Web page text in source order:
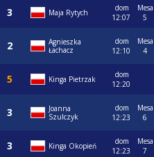
Maja Rytych
dom
12:07
Mesa
5
Agnieszka
Łachacz
dom
12:10
Mesa
4
Kinga Pietrzak
dom
12:20
Joanna
Szulczyk
dom
12:23
Mesa
6
Kinga Okopień
dom
12:23
Mesa
7